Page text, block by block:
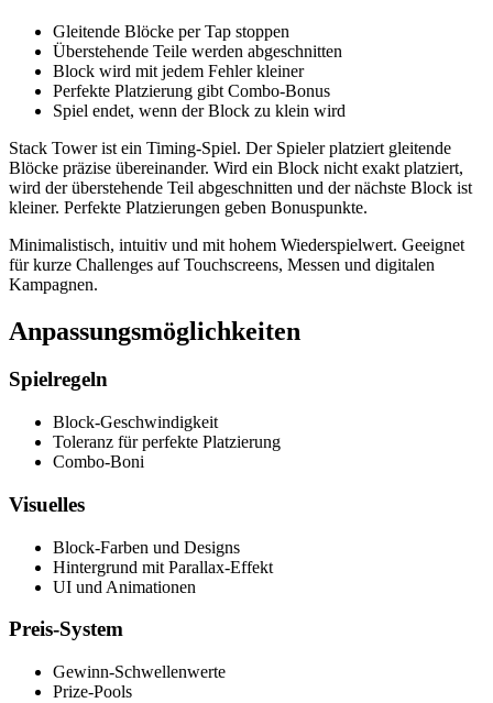
Gleitende Blöcke per Tap stoppen
Überstehende Teile werden abgeschnitten
Block wird mit jedem Fehler kleiner
Perfekte Platzierung gibt Combo-Bonus
Spiel endet, wenn der Block zu klein wird
Stack Tower ist ein Timing-Spiel. Der Spieler platziert gleitende
Blöcke präzise übereinander. Wird ein Block nicht exakt platziert,
wird der überstehende Teil abgeschnitten und der nächste Block ist
kleiner. Perfekte Platzierungen geben Bonuspunkte.
Minimalistisch, intuitiv und mit hohem Wiederspielwert. Geeignet
für kurze Challenges auf Touchscreens, Messen und digitalen
Kampagnen.
Anpassungsmöglichkeiten
Spielregeln
Block-Geschwindigkeit
Toleranz für perfekte Platzierung
Combo-Boni
Visuelles
Block-Farben und Designs
Hintergrund mit Parallax-Effekt
UI und Animationen
Preis-System
Gewinn-Schwellenwerte
Prize-Pools